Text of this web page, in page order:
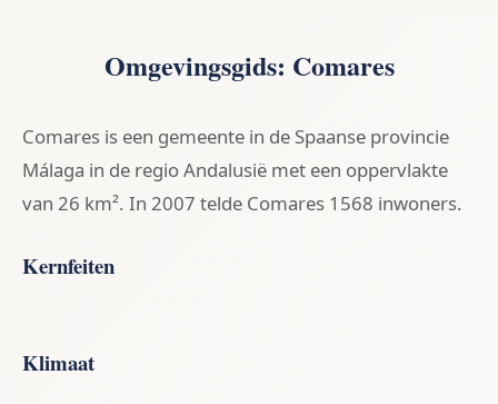
Omgevingsgids: Comares
Comares is een gemeente in de Spaanse provincie
Málaga in de regio Andalusië met een oppervlakte
van 26 km². In 2007 telde Comares 1568 inwoners.
Kernfeiten
Klimaat